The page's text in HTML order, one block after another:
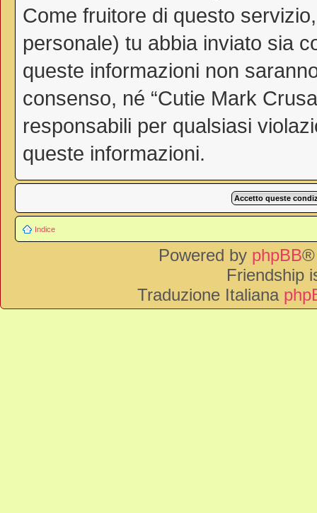
Come fruitore di questo
personale) tu abbia inviato sia
queste informazioni non
consenso, né “Cutie Mark
responsabili per qualsiasi
queste informazioni.
Indice
Powered by phpBB®
Friendship
Traduzione Italiana